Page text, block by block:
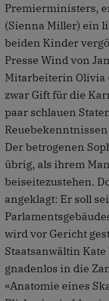
Premierministers,
(Sienna Miller) ein
beiden Kinder
Presse Wind von
Mitarbeiterin Olivia
zwar Gift für die
paar schlauen
Der betrogenen
übrig, als ihrem
beiseitezustehen.
angeklagt: Er soll
wird vor Gericht
Staatsanwältin
gnadenlos in die
«Anatomie eines